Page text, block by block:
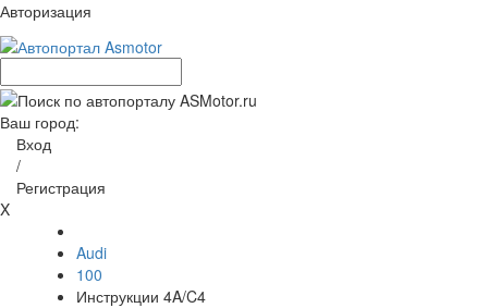
Авторизация
Ваш город:
Вход
/
Регистрация
X
Audi
100
Инструкции 4A/C4